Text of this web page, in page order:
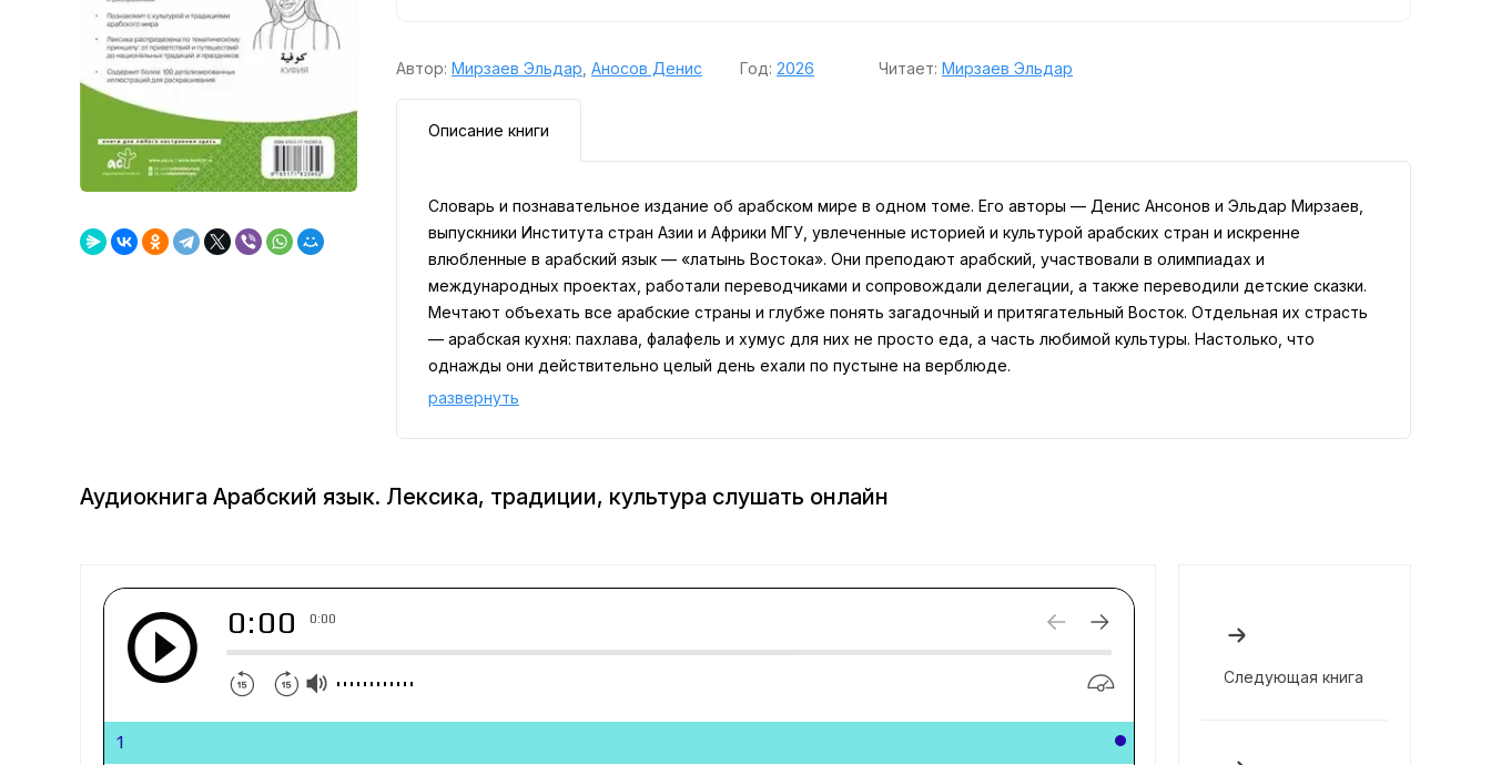
Автор: Мирзаев Эльдар Аносов Денис Год: 2026 Читает: Мирзаев Эльдар
Описание книги
Словарь и познавательное издание об арабском мире в одном томе. Его авторы — Денис Ансонов и Эльдар Мирзаев,
выпускники Института стран Азии и Африки МГУ, увлеченные историей и культурой арабских стран и искренне
влюбленные в арабский язык — «латынь Востока». Они преподают арабский, участвовали в олимпиадах и
международных проектах, работали переводчиками и сопровождали делегации, а также переводили детские сказки.
Мечтают объехать все арабские страны и глубже понять загадочный и притягательный Восток. Отдельная их страсть
— арабская кухня: пахлава, фалафель и хумус для них не просто еда, а часть любимой культуры. Настолько, что
однажды они действительно целый день ехали по пустыне на верблюде.
• Помогает быстро и без лишних усилий освоить самые употребительные арабские слова и выражения
• Слова и фразы сгруппированы по темам: от приветствий и путешествий до обычаев, праздников и национальных
развернуть
Аудиокнига Арабский язык. Лексика, традиции, культура слушать онлайн
0:00 0:00
1
Следующая книга